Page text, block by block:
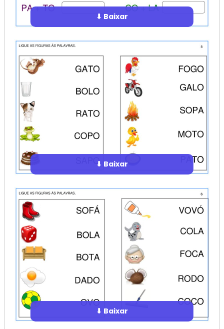
⬇ Baixar
⬇ Baixar
⬇ Baixar